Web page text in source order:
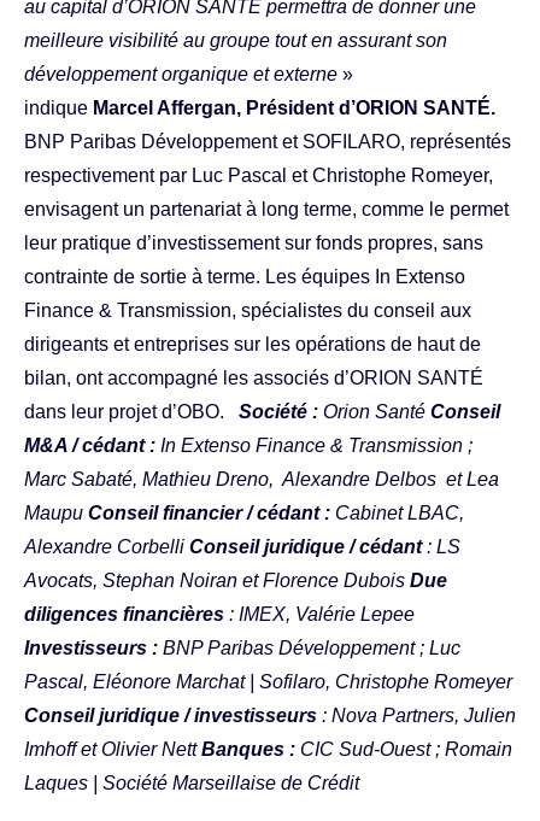
au capital d’ORION SANTÉ permettra de donner une
meilleure visibilité au groupe tout en assurant son
développement organique et externe »
indique Marcel Affergan, Président d’ORION SANTÉ.
BNP Paribas Développement et SOFILARO, représentés
respectivement par Luc Pascal et Christophe Romeyer,
envisagent un partenariat à long terme, comme le permet
leur pratique d’investissement sur fonds propres, sans
contrainte de sortie à terme. Les équipes In Extenso
Finance & Transmission, spécialistes du conseil aux
dirigeants et entreprises sur les opérations de haut de
bilan, ont accompagné les associés d’ORION SANTÉ
dans leur projet d’OBO. Société : Orion Santé Conseil
M&A / cédant : In Extenso Finance & Transmission ;
Marc Sabaté, Mathieu Dreno, Alexandre Delbos etLea
Maupu Conseil financier / cédant : Cabinet LBAC,
Alexandre Corbelli Conseil juridique / cédant: LS
Avocats, Stephan Noiran et Florence Dubois Due
diligences financières : IMEX, Valérie Lepee
Investisseurs : BNP Paribas Développement; Luc
Pascal, Eléonore Marchat | Sofilaro, Christophe Romeyer
Conseil juridique / investisseurs : Nova Partners, Julien
Imhoff et Olivier Nett Banques : CIC Sud-Ouest ; Romain
Laques | Société Marseillaise de Crédit